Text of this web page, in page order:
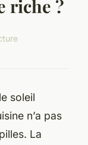
riche ?
soleil
n’a pas
La